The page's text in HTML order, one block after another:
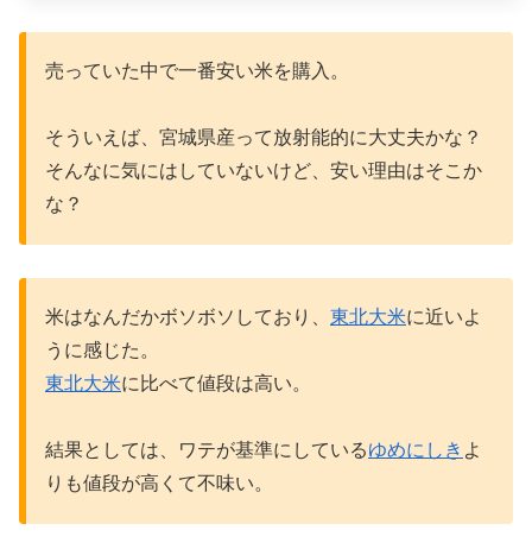
売っていた中で一番安い米を購入。
そういえば、宮城県産って放射能的に大丈夫かな？
そんなに気にはしていないけど、安い理由はそこか
な？
米はなんだかボソボソしており、 東北大米に近いよ
うに感じた。
東北大米に比べて値段は高い。
結果としては、ワテが基準にしているゆめにしき よ
りも値段が高くて不味い。